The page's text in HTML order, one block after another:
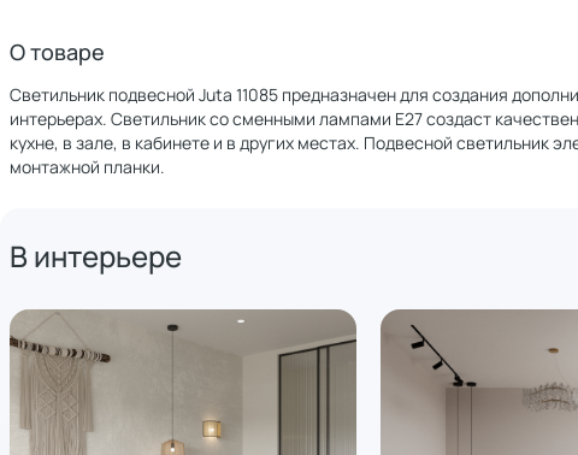
О товаре
Светильник подвесной Juta 11085 предназначен для создания
интерьерах. Светильник со сменными лампами E27 создаст
кухне, в зале, в кабинете и в других местах. Подвесной светильник
монтажной планки.
В интерьере